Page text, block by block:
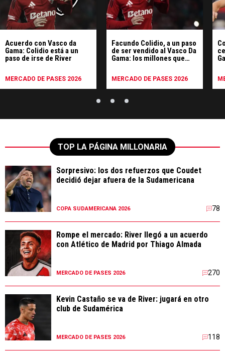
Acuerdo con Vasco da
Gama: Colidio está a un
paso de irse de River
MERCADO DE PASES 2026
Facundo Colidio, a un paso
de ser vendido al Vasco Da
Gama: los millones que
MERCADO DE PASES 2026
TOP LA PÁGINA MILLONARIA
Sorpresivo: los dos refuerzos que Coudet
decidió dejar afuera de la Sudamericana
COPA SUDAMERICANA 2026 78
Rompe el mercado: River llegó a un acuerdo
con Atlético de Madrid por Thiago Almada
MERCADO DE PASES 2026 270
Kevin Castaño se va de River: jugará en otro
club de Sudamérica
MERCADO DE PASES 2026 118